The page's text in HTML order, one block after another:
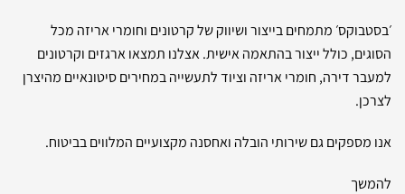
׳בסטבוקס׳ מתמחים בייצור ושיווק של קרטונים וחומרי אריזה מכל
הסוגים, כולל ייצור בהתאמה אישית. אצלנו תמצאו ארגזים וקרטונים
למעבר דירה, חומרי אריזה וציוד לתעשייה במחירים סיטונאיים מהיצרן
לצרכן.
אנו מספקים גם שירותי הובלה ואחסנה מקצועיים המלווים בביטוח.
להמשך